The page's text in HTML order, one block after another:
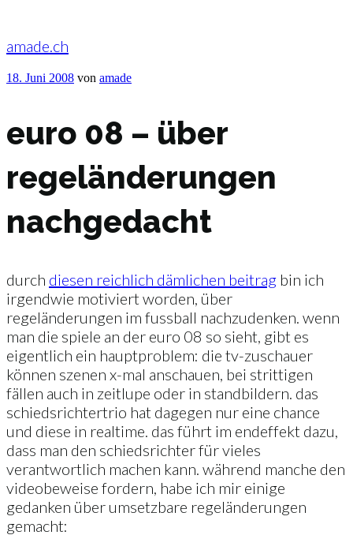
springen
amade.ch
Veröffentlicht
18. Juni 2008 von amade
euro 08 – über
regeländerungen
nachgedacht
durch diesen reichlich dämlichen beitrag bin ich
irgendwie motiviert worden, über
regeländerungen im fussball nachzudenken. wenn
man die spiele an der euro 08 so sieht, gibt es
eigentlich ein hauptproblem: die tv-zuschauer
können szenen x-mal anschauen, bei strittigen
fällen auch in zeitlupe oder in standbildern. das
schiedsrichtertrio hat dagegen nur eine chance
und diese in realtime. das führt im endeffekt dazu,
dass man den schiedsrichter für vieles
verantwortlich machen kann. während manche den
videobeweise fordern, habe ich mir einige
gedanken über umsetzbare regeländerungen
gemacht: